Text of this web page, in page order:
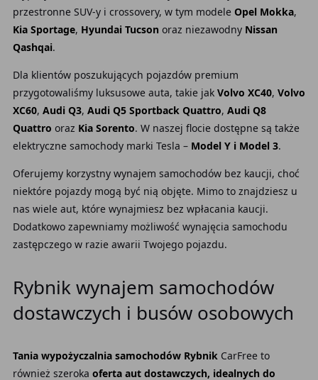
przestronne SUV-y i crossovery, w tym modele Opel Mokka,
Kia Sportage, Hyundai Tucson oraz niezawodny Nissan
Qashqai.
Dla klientów poszukujących pojazdów premium
przygotowaliśmy luksusowe auta, takie jak Volvo XC40, Volvo
XC60, Audi Q3, Audi Q5 Sportback Quattro, Audi Q8
Quattro oraz Kia Sorento. W naszej flocie dostępne są także
elektryczne samochody marki Tesla – Model Y i Model 3.
Oferujemy korzystny wynajem samochodów bez kaucji, choć
niektóre pojazdy mogą być nią objęte. Mimo to znajdziesz u
nas wiele aut, które wynajmiesz bez wpłacania kaucji.
Dodatkowo zapewniamy możliwość wynajęcia samochodu
zastępczego w razie awarii Twojego pojazdu.
Rybnik wynajem samochodów
dostawczych i busów osobowych
Tania wypożyczalnia samochodów RybnikCarFree to
również szeroka oferta aut dostawczych, idealnych do